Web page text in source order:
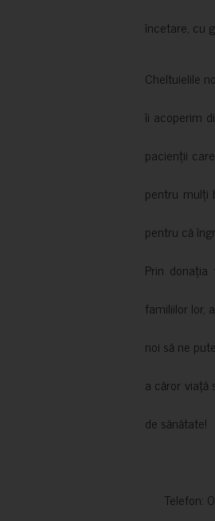
încetare, cu
Cheltuielile
îi acoperim
pacienții
pentru mulți
pentru că
Prin
familiilor lor,
noi să ne
a căror viață
de sănătate!
Telefon: